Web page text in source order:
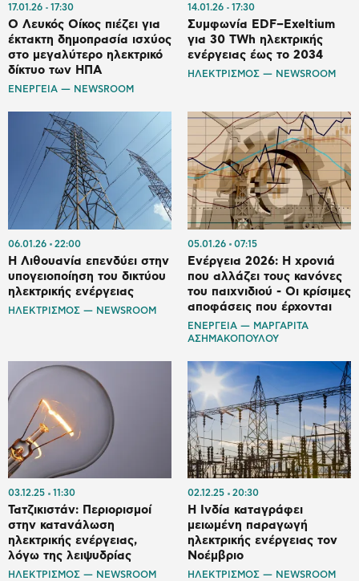
17.01.26 17:30
Ο Λευκός Οίκος πιέζει για
έκτακτη δημοπρασία ισχύος
στο μεγαλύτερο ηλεκτρικό
δίκτυο των ΗΠΑ
ΕΝΕΡΓΕΙΑ — NEWSROOM
14.01.26 17:30
Συμφωνία EDF–Exeltium
για 30 TWh ηλεκτρικής
ενέργειας έως το 2034
ΗΛΕΚΤΡΙΣΜΟΣ — NEWSROOM
06.01.26 22:00
Η Λιθουανία επενδύει στην
υπογειοποίηση του δικτύου
ηλεκτρικής ενέργειας
ΗΛΕΚΤΡΙΣΜΟΣ — NEWSROOM
05.01.26 07:15
Ενέργεια 2026: Η χρονιά
που αλλάζει τους κανόνες
του παιχνιδιού - Oι κρίσιμες
αποφάσεις που έρχονται
ΕΝΕΡΓΕΙΑ — ΜΑΡΓΑΡΙΤΑ
ΑΣΗΜΑΚΟΠΟΥΛΟΥ
03.12.25 11:30
Τατζικιστάν: Περιορισμοί
στην κατανάλωση
ηλεκτρικής ενέργειας,
λόγω της λειψυδρίας
ΗΛΕΚΤΡΙΣΜΟΣ — NEWSROOM
02.12.25 20:30
Η Ινδία καταγράφει
μειωμένη παραγωγή
ηλεκτρικής ενέργειας τον
Νοέμβριο
ΗΛΕΚΤΡΙΣΜΟΣ — NEWSROOM